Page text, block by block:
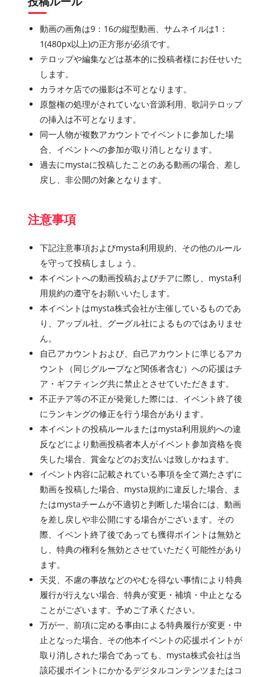
動画の画角は9：16の縦型動画、サムネイルは1：
1(480px以上)の正方形が必須です。
テロップや編集などは基本的に投稿者様にお任せいた
します。
カラオケ店での撮影は不可となります。
原盤権の処理がされていない音源利用、歌詞テロップ
の挿入は不可となります。
同一人物が複数アカウントでイベントに参加した場
合、イベントへの参加が取り消しとなります。
過去にmystaに投稿したことのある動画の場合、差し
戻し、非公開の対象となります。
注意事項
下記注意事項およびmysta利用規約、その他のルール
を守って投稿しましょう。
本イベントへの動画投稿およびチアに際し、mysta利
用規約の遵守をお願いいたします。
本イベントはmysta株式会社が主催しているものであ
り、アップル社、グーグル社によるものではありませ
ん。
自己アカウントおよび、自己アカウントに準じるアカ
ウント（同じグループなど関係者含む）への応援はチ
ア・ギフティング共に禁止とさせていただきます。
不正チア等の不正が発覚した際には、イベント終了後
にランキングの修正を行う場合があります。
本イベントの投稿ルールまたはmysta利用規約への違
反などにより動画投稿者本人がイベント参加資格を喪
失した場合、賞金などのお支払いは致しかねます。
イベント内容に記載されている事項を全て満たさずに
動画を投稿した場合、mysta規約に違反した場合、ま
たはmystaチームが不適切と判断した場合には、動画
を差し戻しや非公開にする場合がございます。その
際、イベント終了後であっても獲得ポイントは無効と
し、特典の権利を無効とさせていただく可能性があり
ます。
天災、不慮の事故などのやむを得ない事情により特典
履行が行えない場合、特典が変更・補填・中止となる
ことがございます。予めご了承ください。
万が一、前項に定める事由による特典履行が変更・中
止となった場合、その他本イベントの応援ポイントが
取り消しされた場合であっても、mysta株式会社は当
該応援ポイントにかかるデジタルコンテンツまたはコ